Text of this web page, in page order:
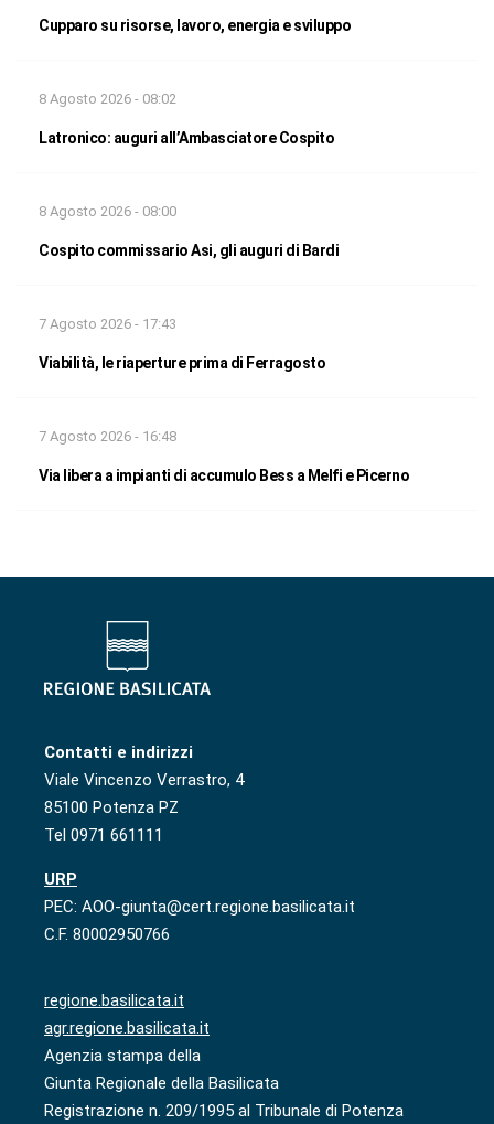
Cupparo su risorse, lavoro, energia e sviluppo
8 Agosto 2026 - 08:02
Latronico: auguri all’Ambasciatore Cospito
8 Agosto 2026 - 08:00
Cospito commissario Asi, gli auguri di Bardi
7 Agosto 2026 - 17:43
Viabilità, le riaperture prima di Ferragosto
7 Agosto 2026 - 16:48
Via libera a impianti di accumulo Bess a Melfi e Picerno
Contatti e indirizzi
Viale Vincenzo Verrastro, 4
85100 Potenza PZ
Tel 0971 661111
URP
PEC: AOO-giunta@cert.regione.basilicata.it
C.F. 80002950766
regione.basilicata.it
agr.regione.basilicata.it
Agenzia stampa della
Giunta Regionale della Basilicata
Registrazione n. 209/1995 al Tribunale di Potenza